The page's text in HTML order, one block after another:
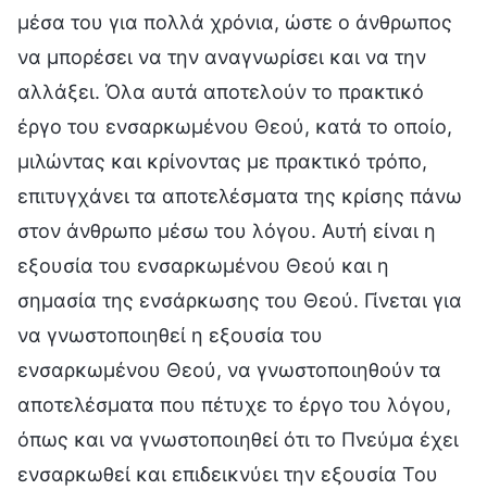
μέσα του για πολλά χρόνια, ώστε ο άνθρωπος
να μπορέσει να την αναγνωρίσει και να την
αλλάξει. Όλα αυτά αποτελούν το πρακτικό
έργο του ενσαρκωμένου Θεού, κατά το οποίο,
μιλώντας και κρίνοντας με πρακτικό τρόπο,
επιτυγχάνει τα αποτελέσματα της κρίσης πάνω
στον άνθρωπο μέσω του λόγου. Αυτή είναι η
εξουσία του ενσαρκωμένου Θεού και η
σημασία της ενσάρκωσης του Θεού. Γίνεται για
να γνωστοποιηθεί η εξουσία του
ενσαρκωμένου Θεού, να γνωστοποιηθούν τα
αποτελέσματα που πέτυχε το έργο του λόγου,
όπως και να γνωστοποιηθεί ότι το Πνεύμα έχει
ενσαρκωθεί και επιδεικνύει την εξουσία Του